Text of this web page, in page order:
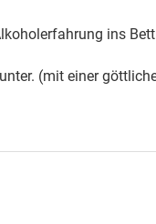
ins
(mit einer